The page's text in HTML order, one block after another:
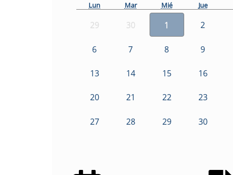
Lun Mar Mié Jue
29 30 1 2
6 7 8 9
13 14 15 16
20 21 22 23
27 28 29 30